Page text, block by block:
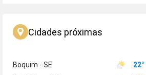
Cidades próximas
Boquim - SE 22°